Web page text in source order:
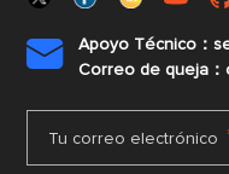

Apoyo Técnico：
Correo de queja：
Tu correo electrónico